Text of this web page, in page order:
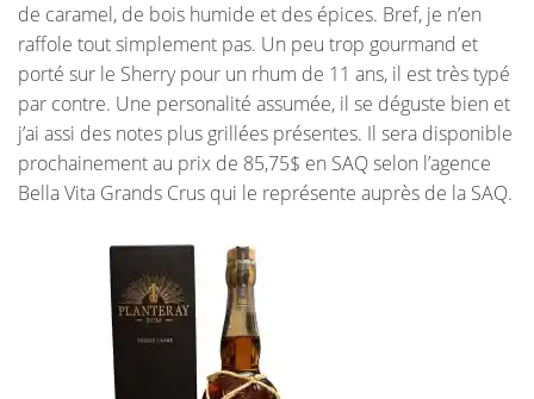
de caramel, de bois humide et des épices. Bref, je n’en
raffole tout simplement pas. Un peu trop gourmand et
porté sur le Sherry pour un rhum de 11 ans, il est très typé
par contre. Une personalité assumée, il se déguste bien et
j’ai assi des notes plus grillées présentes. Il sera disponible
prochainement au prix de 85,75$ en SAQ selon l’agence
Bella Vita Grands Crus qui le représente auprès de la SAQ.